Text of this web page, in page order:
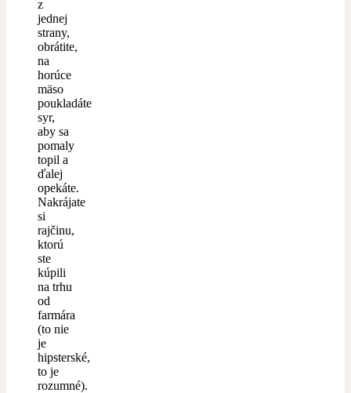
z
jednej
strany,
obrátite,
na
horúce
mäso
poukladáte
syr,
aby sa
pomaly
topil a
ďalej
opekáte.
Nakrájate
si
rajčinu,
ktorú
ste
kúpili
na trhu
od
farmára
(to nie
je
hipsterské,
to je
rozumné).